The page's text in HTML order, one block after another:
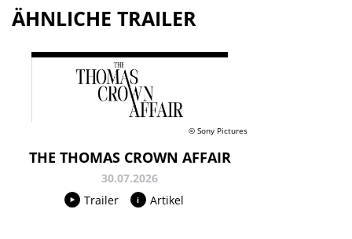
ÄHNLICHE TRAILER
© Sony Pictures
THE THOMAS CROWN AFFAIR
30.07.2026
Trailer
Artikel